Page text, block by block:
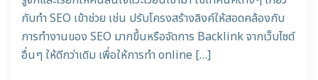
กับทำ SEO เข้าช่วย เช่น ปรับโครงสร้างลิงค์ให้สอดคล้องกับ
การทำงานของ SEO มากขึ้นหรือจัดการ Backlink จากเว็บไซต์
อื่นๆ ให้ดีกว่าเดิม เพื่อให้การทำ online […]